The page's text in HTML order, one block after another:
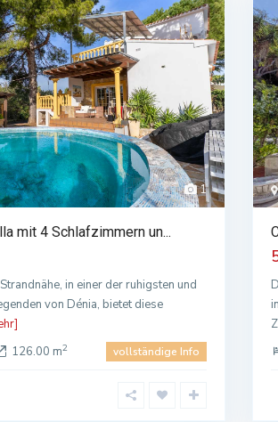
1
mit 4 Schlafzimmern un...
in einer der ruhigsten und
von Dénia, bietet diese
126.00 m2 vollständige Info